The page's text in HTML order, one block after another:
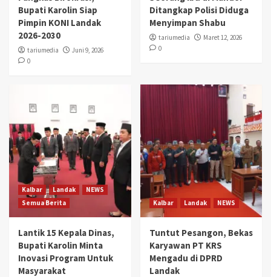
Bupati Karolin Siap
Pimpin KONI Landak
2026-2030
tariumedia
Juni 9, 2026
0
Ditangkap Polisi Diduga
Menyimpan Shabu
tariumedia
Maret 12, 2026
0
Kalbar Landak
NEWS
Semua Berita
Lantik 15 Kepala Dinas,
Bupati Karolin Minta
Inovasi Program Untuk
Masyarakat
Kalbar Landak NEWS
Tuntut Pesangon, Bekas
Karyawan PT KRS
Mengadu di DPRD
Landak